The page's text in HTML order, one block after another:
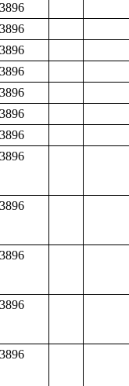
3896
3896
3896
3896
3896
3896
3896
3896
3896
3896
3896
3896